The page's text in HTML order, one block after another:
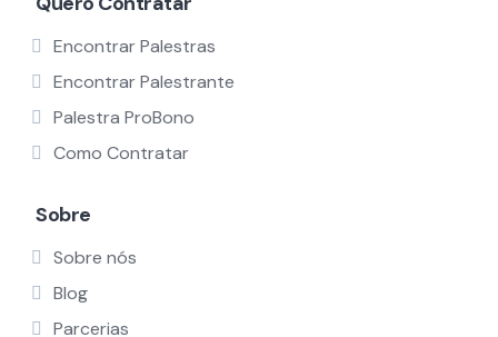
Encontrar Palestras
Encontrar Palestrante
Palestra ProBono
Como Contratar
Sobre
Sobre nós
Blog
Parcerias